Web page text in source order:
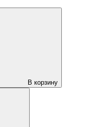
В корзину